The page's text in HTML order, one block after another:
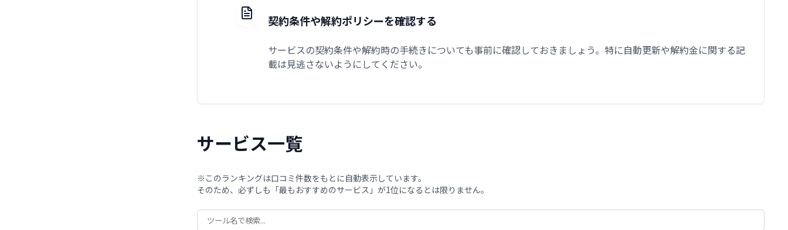
契約条件や解約ポリシーを確認する
サービスの契約条件や解約時の手続きについても事前に確認しておきましょう。特に自動更新や解約金に関する記
載は見逃さないようにしてください。
サービス一覧
※このランキングは口コミ件数をもとに自動表示しています。
そのため、必ずしも「最もおすすめのサービス」が1位になるとは限りません。